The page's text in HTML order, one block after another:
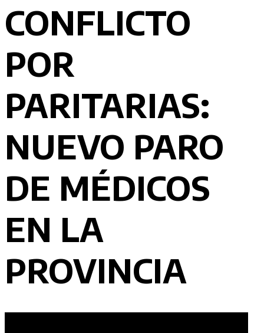
CONFLICTO
POR
PARITARIAS:
NUEVO PARO
DE MÉDICOS
EN LA
PROVINCIA